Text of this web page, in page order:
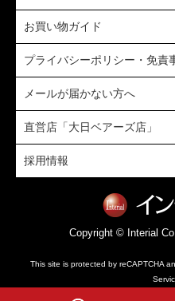
お買い物ガイド
プライバシーポリシー・免責
メールが届かない方へ
直営店「大日ベアーズ店」
採用情報
Copyright © Interial
This site is protected by reCAPTCHA